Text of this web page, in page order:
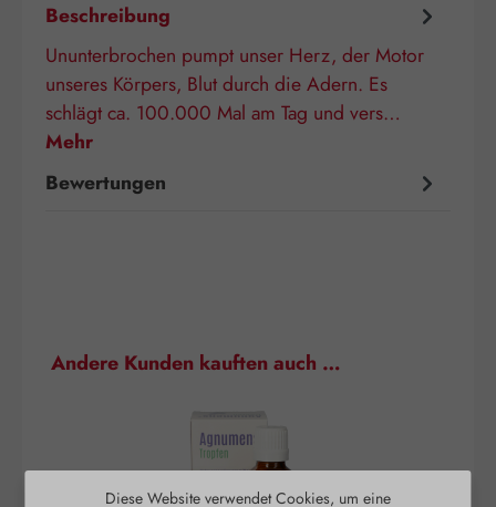
Beschreibung
Ununterbrochen pumpt unser Herz, der Motor
unseres Körpers, Blut durch die Adern. Es
schlägt ca. 100.000 Mal am Tag und vers…
Mehr
Bewertungen
Produktgalerie überspringen
Andere Kunden kauften auch …
Diese Website verwendet Cookies, um eine